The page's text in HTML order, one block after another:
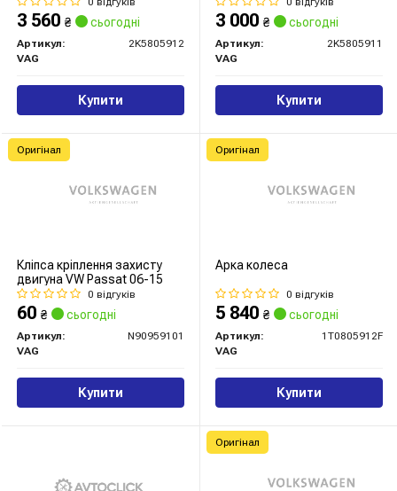
3 560 ₴ сьогодні
Артикул:
2K5805912
VAG
Купити
3 000 ₴ сьогодні
Артикул:
2K5805911
VAG
Купити
Кліпса кріплення захисту
двигуна VW Passat 06-15
0 відгуків
60 ₴ сьогодні
Артикул:
N90959101
VAG
Купити
Оригінал
Арка колеса
0 відгуків
5 840 ₴ сьогодні
Артикул:
1T0805912F
VAG
Купити
Оригінал
Оригінал